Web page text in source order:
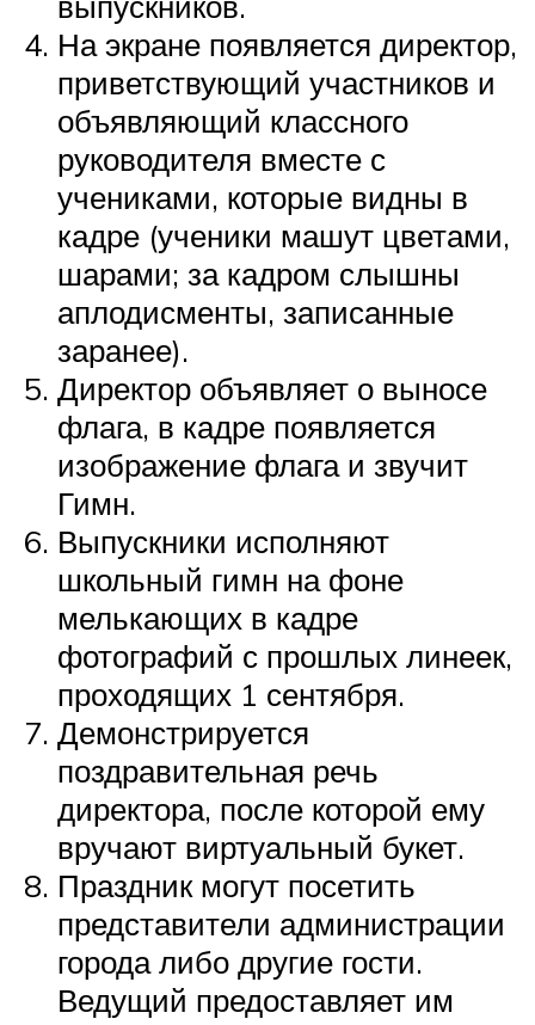
На экране появляется директор,
приветствующий участников и
объявляющий классного
руководителя вместе с
учениками, которые видны в
кадре (ученики машут цветами,
шарами; за кадром слышны
аплодисменты, записанные
заранее).
Директор объявляет о выносе
флага, в кадре появляется
изображение флага и звучит
Гимн.
Выпускники исполняют
школьный гимн на фоне
мелькающих в кадре
фотографий с прошлых линеек,
проходящих 1 сентября.
Демонстрируется
поздравительная речь
директора, после которой ему
вручают виртуальный букет.
Праздник могут посетить
представители администрации
города либо другие гости.
Ведущий предоставляет им